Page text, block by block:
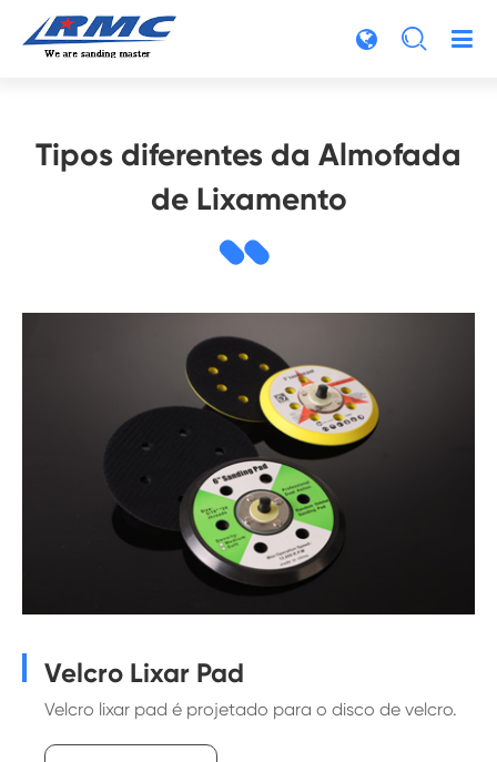

Tipos diferentes da Almofada
de Lixamento
Velcro Lixar Pad
Velcro lixar pad é projetado para o disco de velcro.